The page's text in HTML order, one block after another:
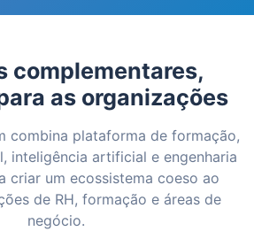
complementares,
as organizações
combina plataforma de formação,
inteligência artificial e engenharia
criar um ecossistema coeso ao
de RH, formação e áreas de
negócio.